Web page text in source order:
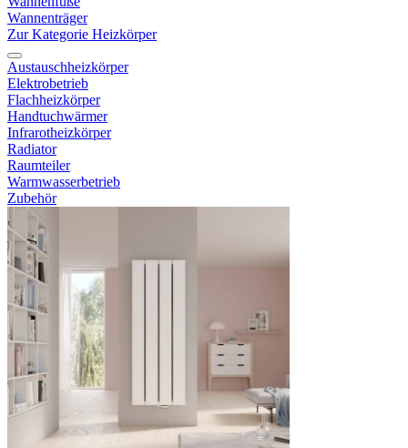
Wannenträger
Zur Kategorie Heizkörper
Austauschheizkörper
Elektrobetrieb
Flachheizkörper
Handtuchwärmer
Infrarotheizkörper
Radiator
Raumteiler
Warmwasserbetrieb
Zubehör